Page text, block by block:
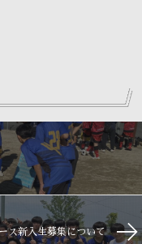
ス新入生募集について